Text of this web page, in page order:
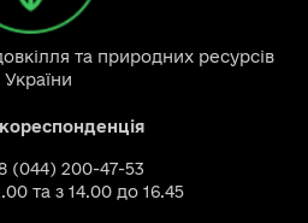
та природних ресурсів
України
(044) 200-47-53
та з 14.00 до 16.45